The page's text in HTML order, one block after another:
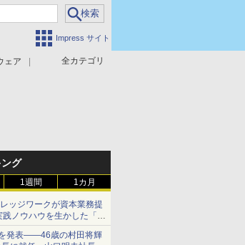
Impress サイト
全カテゴリ
ェア
グ
1週間 1カ月
ッジワークが資本業務提
ノウハウを生かした「AI
を展開へ
発表――46歳の村田将輝